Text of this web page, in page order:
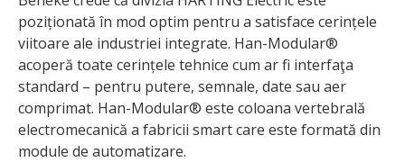
poziționată în mod optim pentru a satisface cerințele
viitoare ale industriei integrate. Han-Modular®
acoperă toate cerințele tehnice cum ar fi interfaţa
standard – pentru putere, semnale, date sau aer
comprimat. Han-Modular® este coloana vertebrală
electromecanică a fabricii smart care este formată din
module de automatizare.